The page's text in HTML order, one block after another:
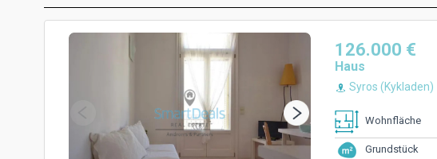
126.000 €
Haus
Syros (Kykladen)
Wohnfläche
Grundstück